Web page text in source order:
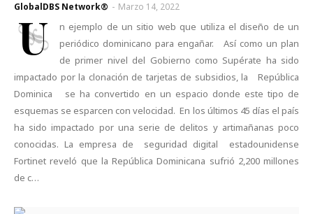
GlobalDBS Network® - Marzo 14, 2022
U
n ejemplo de un sitio web que utiliza el diseño de un
periódico dominicano para engañar. Así como un plan
de primer nivel del Gobierno como Supérate ha sido
impactado por la clonación de tarjetas de subsidios, la República
Dominica se ha convertido en un espacio donde este tipo de
esquemas se esparcen con velocidad. En los últimos 45 días el país
ha sido impactado por una serie de delitos y artimañanas poco
conocidas. La empresa de seguridad digital estadounidense
Fortinet reveló que la República Dominicana sufrió 2,200 millones
de c…